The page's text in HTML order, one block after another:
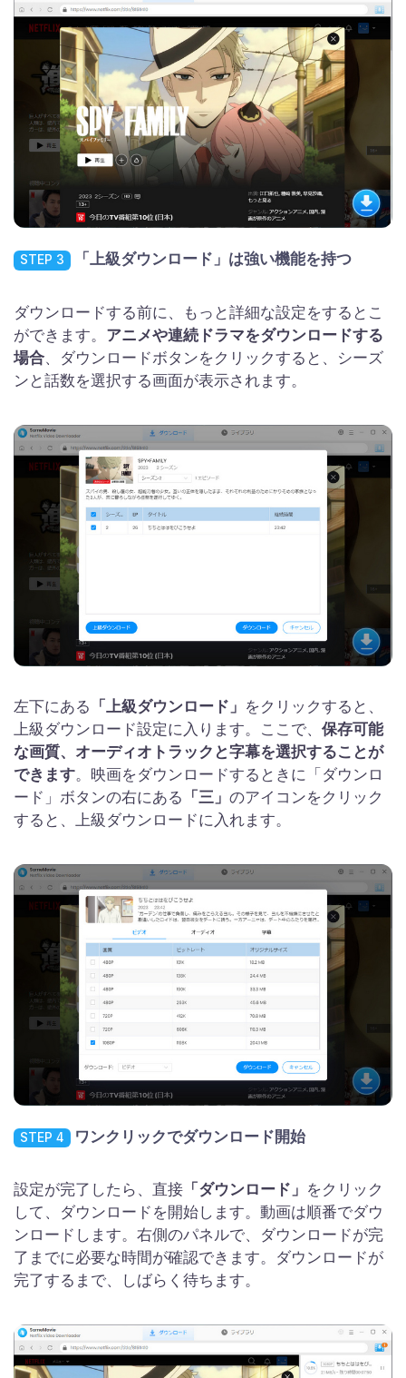
STEP 3 「上級ダウンロード」は強い機能を持つ
ダウンロードする前に、もっと詳細な設定をするとこ
ができます。 アニメや連続ドラマをダウンロードする
場合、ダウンロードボタンをクリックすると、シーズ
ンと話数を選択する画面が表示されます。
左下にある 「上級ダウンロード」 をクリックすると、
上級ダウンロード設定に入ります。ここで、 保存可能
な画質、オーディオトラックと字幕を選択することが
できます。映画をダウンロードするときに「ダウンロ
ード」ボタンの右にある 「三」 のアイコンをクリック
すると、上級ダウンロードに入れます。
STEP 4 ワンクリックでダウンロード開始
設定が完了したら、直接 「ダウンロード」 をクリック
して、ダウンロードを開始します。動画は順番でダウ
ンロードします。右側のパネルで、ダウンロードが完
了までに必要な時間が確認できます。ダウンロードが
完了するまで、しばらく待ちます。